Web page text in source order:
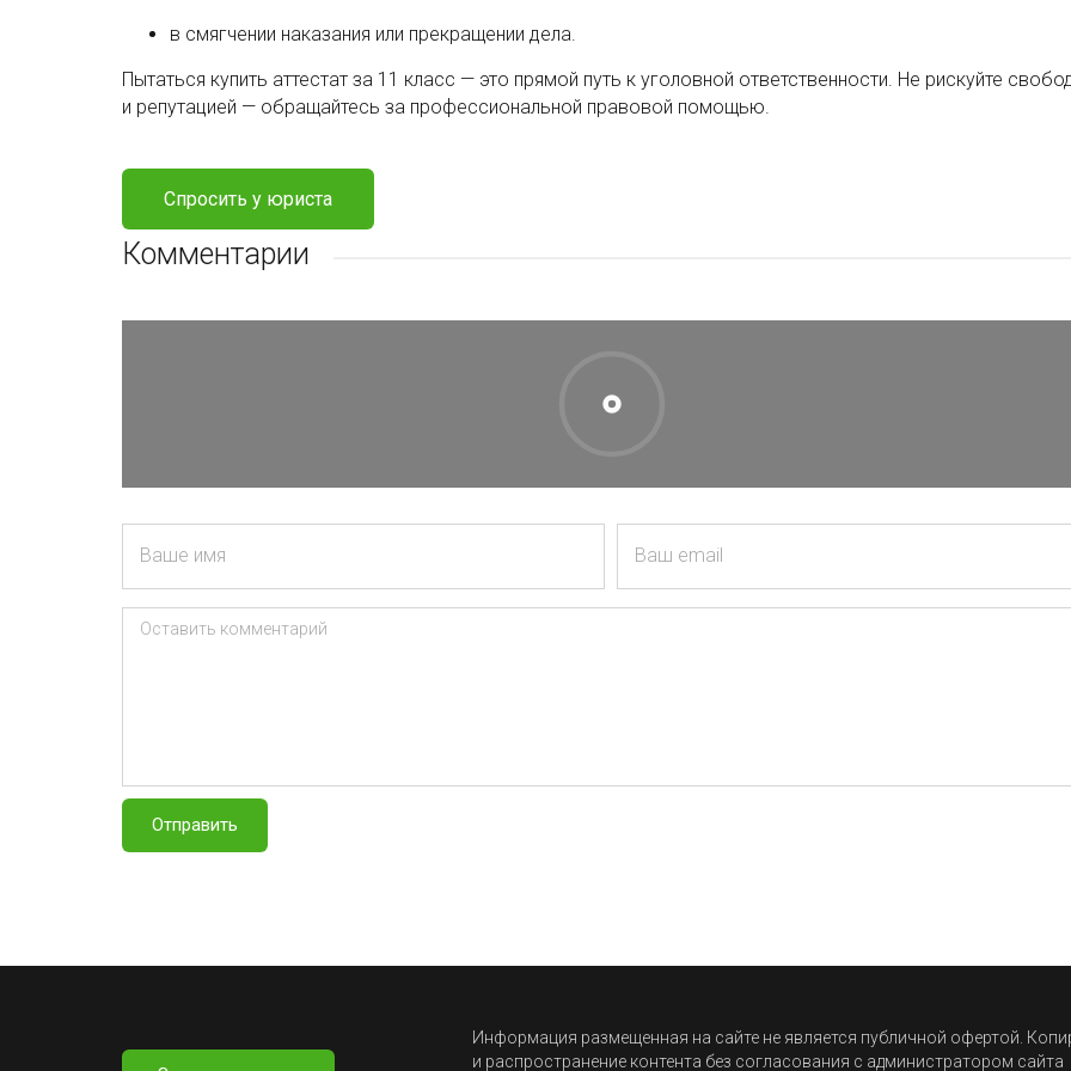
в смягчении наказания или прекращении дела.
Пытаться купить аттестат за 11 класс — это прямой путь к уголовной ответственности. Не рискуйте
и репутацией — обращайтесь за профессиональной правовой помощью.
Спросить у юриста
Комментарии
Ваше имя Ваш email
Оставить комментарий
Отправить
Информация размещенная на сайте не является публичной офертой.
и распространение контента без согласования с администратором сайта